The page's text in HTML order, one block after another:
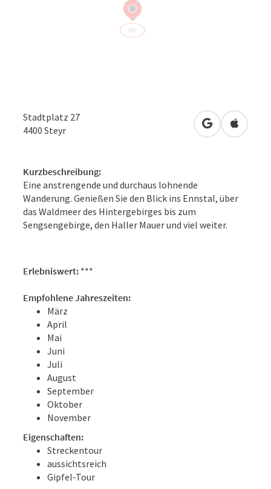
Stadtplatz 27
4400 Steyr in Google
in
Kurzbeschreibung:
Eine anstrengende und durchaus lohnende
Wanderung. Genießen Sie den Blick ins Ennstal, über
das Waldmeer des Hintergebirges bis zum
Sengsengebirge, den Haller Mauer und viel weiter.
Erlebniswert: ***
Empfohlene Jahreszeiten:
März
April
Mai
Juni
Juli
August
September
Oktober
November
Eigenschaften:
Streckentour
aussichtsreich
Gipfel-Tour